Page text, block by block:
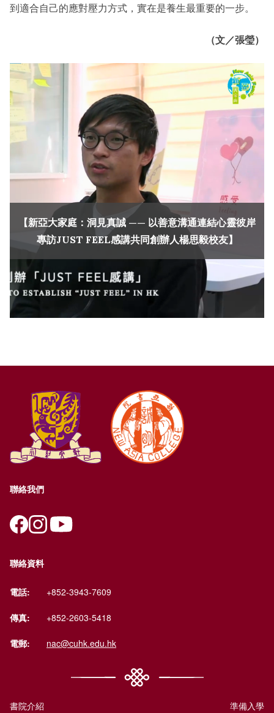
到適合自己的應對壓力方式，實在是養生最重要的一步。
（文／張瑩）
【新亞大家庭：洞見真誠 —— 以善意溝通連結心靈彼岸
專訪JUST FEEL感講共同創辦人楊思毅校友】
聯絡我們
聯絡資料
電話: +852-3943-7609
傳真: +852-2603-5418
電郵: nac@cuhk.edu.hk
書院介紹 準備入學